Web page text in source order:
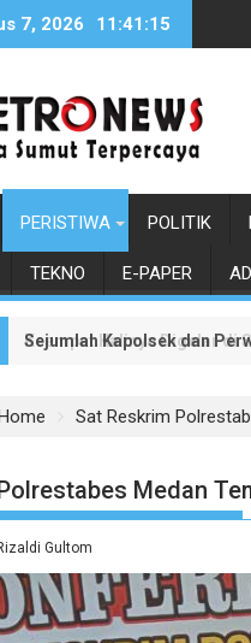
7, 2026 11:41:16
PERISTIWA POLITIK
TEKNO E-PAPER
Sejumlah Kapolsek dan
Keempat Kalinya Digelar di
Sat Reskrim
Medan
Gultom